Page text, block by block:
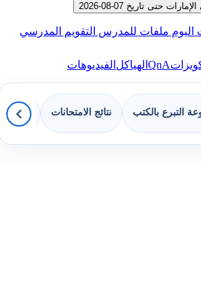
حتى تاريخ 07-08-2026
اليوم ملفات للمدرس التقويم المدرسي
QnAالهياكلالفيديوهات
التبرع بالكتب نتائج الامتحانات